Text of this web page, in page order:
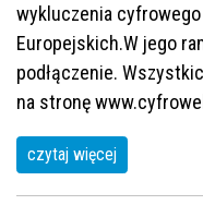
wykluczenia
Europejskich.W jego
podłączenie.
na stronę
czytaj więcej